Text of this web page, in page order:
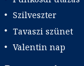
Szilveszter
Tavaszi szünet
Valentin nap